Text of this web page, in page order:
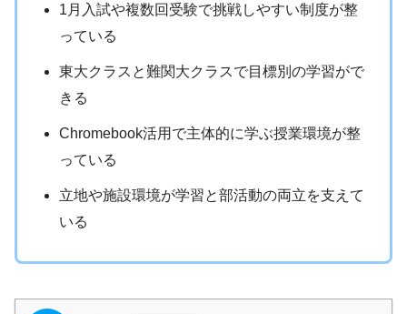
1月入試や複数回受験で挑戦しやすい制度が整
っている
東大クラスと難関大クラスで目標別の学習がで
きる
Chromebook活用で主体的に学ぶ授業環境が整
っている
立地や施設環境が学習と部活動の両立を支えて
いる